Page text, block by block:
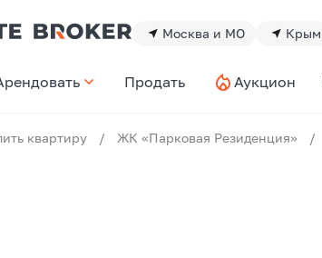
Москва и МО Крым
Продать Аукцион
квартиру / ЖК «Парковая Резиденция» /